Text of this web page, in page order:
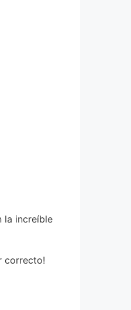
la increíble
correcto!